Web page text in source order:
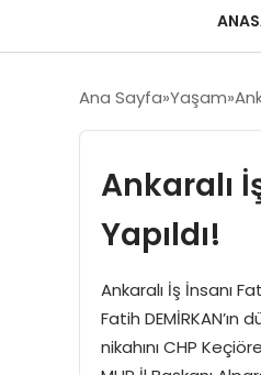
Ana Sayfa Yaşam
Ankaralı
Yapıldı!
Ankaralı İş İnsanı
Fatih
nikahını CHP